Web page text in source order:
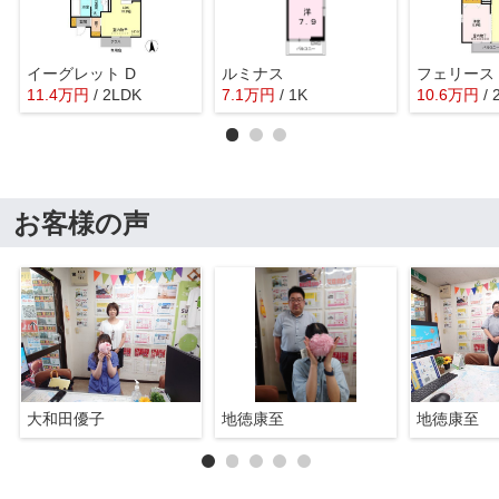
イーグレット D
11.4万円 / 2LDK
ルミナス
7.1万円 / 1K
フェリース
10.6万円 /
お客様の声
大和田優子 地徳康至 地徳康至